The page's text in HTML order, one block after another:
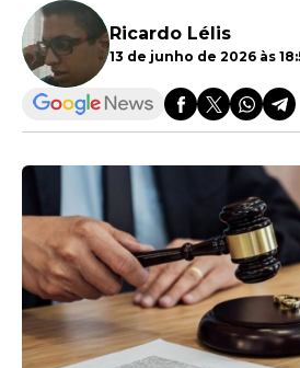
Ricardo Lélis
13 de junho de 2026 às